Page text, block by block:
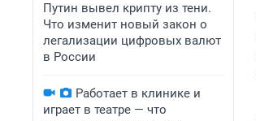
Путин вывел крипту из тени.
Что изменит новый закон о
легализации цифровых валют
в России
Работает в клинике и
играет в театре — что